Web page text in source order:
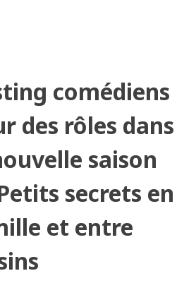
comédiens
des rôles dans
saison
secrets en
et entre